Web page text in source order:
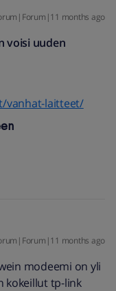
months ago
voisi uuden
vanhat-laitteet/
months ago
modeemi on yli
kokeillut tp-link